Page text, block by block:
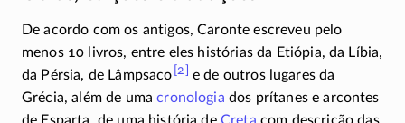
De acordo com os antigos, Caronte escreveu pelo
menos 10 livros, entre eles histórias da Etiópia, da Líbia,
da Pérsia, de Lâmpsaco [2]
e de outros lugares da
Grécia, além de umacronologia dos prítanes e arcontes